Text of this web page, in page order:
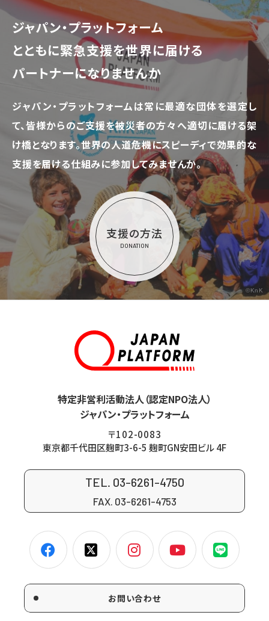
ジャパン・プラットフォーム
とともに緊急支援を世界に届ける
パートナーになりませんか
ジャパン・プラットフォームは常に最適な団体を選定し
て、皆様からのご支援を被災者の方々へ適切に届ける架
け橋となります。世界の人道危機にスピーディで効果的な
支援を届ける仕組みに参加してみませんか。
支援の方法
DONATION
©KnK
特定非営利活動法人（認定NPO法人）
ジャパン・プラットフォーム
〒102-0083
東京都千代田区麹町3-6-5 麹町GN安田ビル 4F
TEL. 03-6261-4750
FAX. 03-6261-4753
お問い合わせ